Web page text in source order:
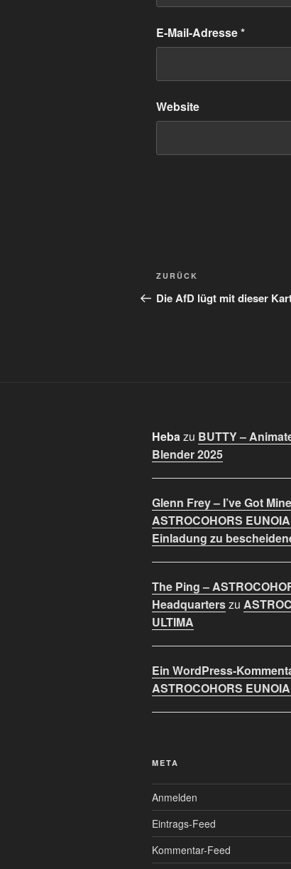
E-Mail-Adresse*
Website
Beitragsnavigation
Vorheriger
Beitrag
ZURÜCK
Die AfD lügt mit dieser
Hebazu BUTTY –
Blender 2025
Glenn Frey – I’ve Got
ASTROCOHORS
Einladung zu
The Ping –
Headquarterszu
ULTIMA
Ein WordPress-
ASTROCOHORS
META
Anmelden
Eintrags-Feed
Kommentar-Feed